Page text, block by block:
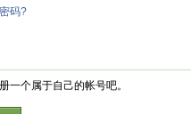
码?
一个属于自己的帐号吧。